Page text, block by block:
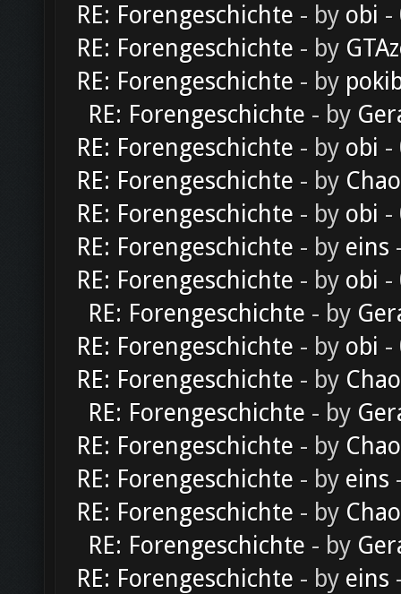
RE: Forengeschichte - by obi -
RE: Forengeschichte - by
RE: Forengeschichte - by
RE: Forengeschichte - by
RE: Forengeschichte - by obi -
RE: Forengeschichte - by
RE: Forengeschichte - by obi -
RE: Forengeschichte - by eins
RE: Forengeschichte - by obi -
RE: Forengeschichte - by
RE: Forengeschichte - by obi -
RE: Forengeschichte - by
RE: Forengeschichte - by
RE: Forengeschichte - by
RE: Forengeschichte - by eins
RE: Forengeschichte - by
RE: Forengeschichte - by
RE: Forengeschichte - by eins